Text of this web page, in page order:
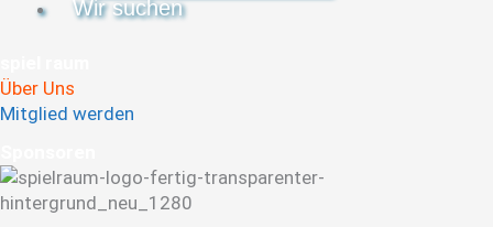
Wir suchen
Über Uns
Mitglied werden